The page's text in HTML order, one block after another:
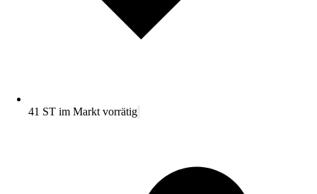
41 ST im Markt vorrätig